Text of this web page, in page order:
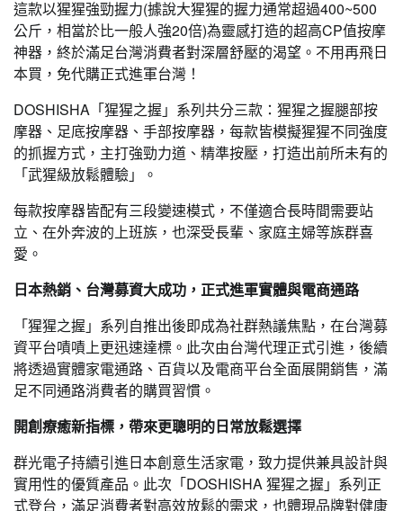
這款以猩猩強勁握力(據說大猩猩的握力通常超過400~500
公斤，相當於比一般人強20倍)為靈感打造的超高CP值按摩
神器，終於滿足台灣消費者對深層舒壓的渴望。不用再飛日
本買，免代購正式進軍台灣！
DOSHISHA「猩猩之握」系列共分三款：猩猩之握腿部按
摩器、足底按摩器、手部按摩器，每款皆模擬猩猩不同強度
的抓握方式，主打強勁力道、精準按壓，打造出前所未有的
「武猩級放鬆體驗」。
每款按摩器皆配有三段變速模式，不僅適合長時間需要站
立、在外奔波的上班族，也深受長輩、家庭主婦等族群喜
愛。
日本熱銷、台灣募資大成功，正式進軍實體與電商通路
「猩猩之握」系列自推出後即成為社群熱議焦點，在台灣募
資平台嘖嘖上更迅速達標。此次由台灣代理正式引進，後續
將透過實體家電通路、百貨以及電商平台全面展開銷售，滿
足不同通路消費者的購買習慣。
開創療癒新指標，帶來更聰明的日常放鬆選擇
群光電子持續引進日本創意生活家電，致力提供兼具設計與
實用性的優質產品。此次「DOSHISHA 猩猩之握」系列正
式登台，滿足消費者對高效放鬆的需求，也體現品牌對健康